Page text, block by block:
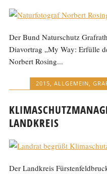
Der Bund Naturschutz
Diavortrag „My Way: Erfülle
Norbert Rosing...
2015, ALLGEMEIN,
LANDKREIS
Der Landkreis